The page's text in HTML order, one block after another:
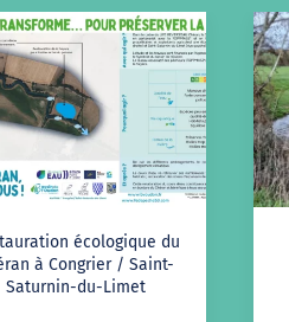
écologique du
à Congrier / Saint-
Saturnin-du-Limet